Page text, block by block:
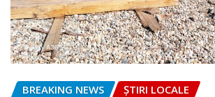
BREAKING NEWS ȘTIRI LOCALE